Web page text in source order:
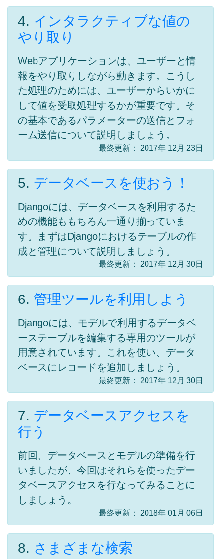
4. インタラクティブな値の
やり取り
Webアプリケーションは、ユーザーと情
報をやり取りしながら動きます。こうし
た処理のためには、ユーザーからいかに
して値を受取処理するかが重要です。そ
の基本であるパラメーターの送信とフォ
ーム送信について説明しましょう。
最終更新： 2017年 12月 23日
5. データベースを使おう！
Djangoには、データベースを利用するた
めの機能ももちろん一通り揃っていま
す。まずはDjangoにおけるテーブルの作
成と管理について説明しましょう。
最終更新： 2017年 12月 30日
6. 管理ツールを利用しよう
Djangoには、モデルで利用するデータベ
ーステーブルを編集する専用のツールが
用意されています。これを使い、データ
ベースにレコードを追加しましょう。
最終更新： 2017年 12月 30日
7. データベースアクセスを
行う
前回、データベースとモデルの準備を行
いましたが、今回はそれらを使ったデー
タベースアクセスを行なってみることに
しましょう。
最終更新： 2018年 01月 06日
8. さまざまな検索